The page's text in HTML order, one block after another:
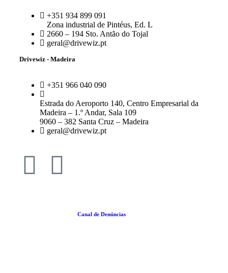
+351 934 899 091
Zona industrial de Pintéus, Ed. L
2660 – 194 Sto. Antão do Tojal
geral@drivewiz.pt
Drivewiz - Madeira
+351 966 040 090
Estrada do Aeroporto 140, Centro Empresarial da
Madeira – 1.º Andar, Sala 109
9060 – 382 Santa Cruz – Madeira
geral@drivewiz.pt
Canal de Denúncias